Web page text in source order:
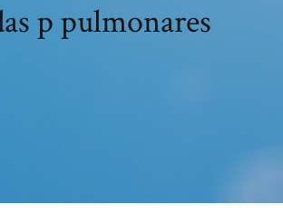
p pulmonares